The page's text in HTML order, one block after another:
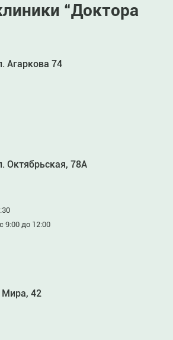
“Доктора
Агаркова 74
Октябрьская, 78А
9:00 до 12:00
Мира, 42